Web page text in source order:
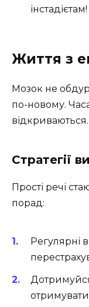
інстадієтам!
Життя з
Мозок не
по-новому.
відкриваються.
Стратегії
Прості речі
порад:
Регулярні